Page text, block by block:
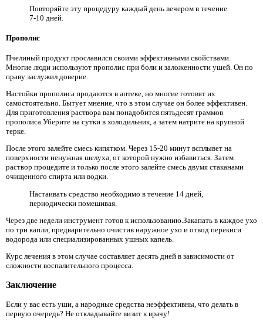
Повторяйте эту процедуру каждый день вечером в течение
7-10 дней.
Прополис
Пчелиный продукт прославился своими эффективными свойствами.
Многие люди используют прополис при боли и заложенности ушей. Он по
праву заслужил доверие.
Настойки прополиса продаются в аптеке, но многие готовят их
самостоятельно. Бытует мнение, что в этом случае он более эффективен.
Для приготовления раствора вам понадобится пятьдесят граммов
прополиса.Уберите на сутки в холодильник, а затем натрите на крупной
терке.
После этого залейте смесь кипятком. Через 15-20 минут всплывет на
поверхности ненужная шелуха, от которой нужно избавиться. Затем
раствор процедите и только после этого залейте смесь двумя стаканами
очищенного спирта или водки.
Настаивать средство необходимо в течение 14 дней,
периодически помешивая.
Через две недели инструмент готов к использованию.Закапать в каждое ухо
по три капли, предварительно очистив наружное ухо и отвод перекиси
водорода или специализированных ушных капель.
Курс лечения в этом случае составляет десять дней в зависимости от
сложности воспалительного процесса.
Заключение
Если у вас есть уши, а народные средства неэффективны, что делать в
первую очередь? Не откладывайте визит к врачу!